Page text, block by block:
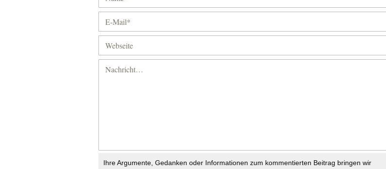
Ihre Argumente, Gedanken oder Informationen zum kommentierten Beitrag bringen wir